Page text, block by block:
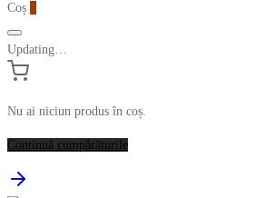
Coș
Updating…
Nu ai niciun produs în coș.
Continuă cumpărăturile